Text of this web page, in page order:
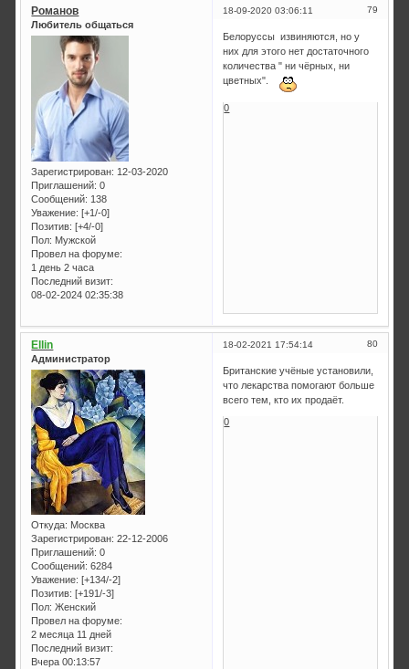
79
18-09-2020 03:06:11
Романов
Любитель общаться
Зарегистрирован: 12-03-2020
Приглашений: 0
Сообщений: 138
Уважение: [+1/-0]
Позитив: [+4/-0]
Пол: Мужской
Провел на форуме:
1 день 2 часа
Последний визит:
08-02-2024 02:35:38
Белоруссы извиняются, но у
них для этого нет достаточного
количества " ни чёрных, ни
цветных".
0
80
18-02-2021 17:54:14
Ellin
Администратор
Откуда: Москва
Зарегистрирован: 22-12-2006
Приглашений: 0
Сообщений: 6284
Уважение: [+134/-2]
Позитив: [+191/-3]
Пол: Женский
Провел на форуме:
2 месяца 11 дней
Последний визит:
Вчера 00:13:57
Британские учёные установили,
что лекарства помогают больше
всего тем, кто их продаёт.
0